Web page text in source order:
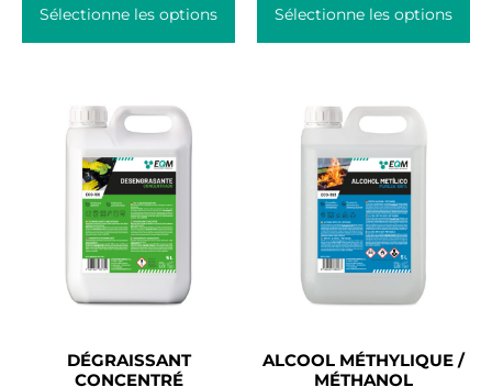
Sélectionne les options Sélectionne les options
DÉGRAISSANT
CONCENTRÉ
ALCOOL MÉTHYLIQUE /
MÉTHANOL